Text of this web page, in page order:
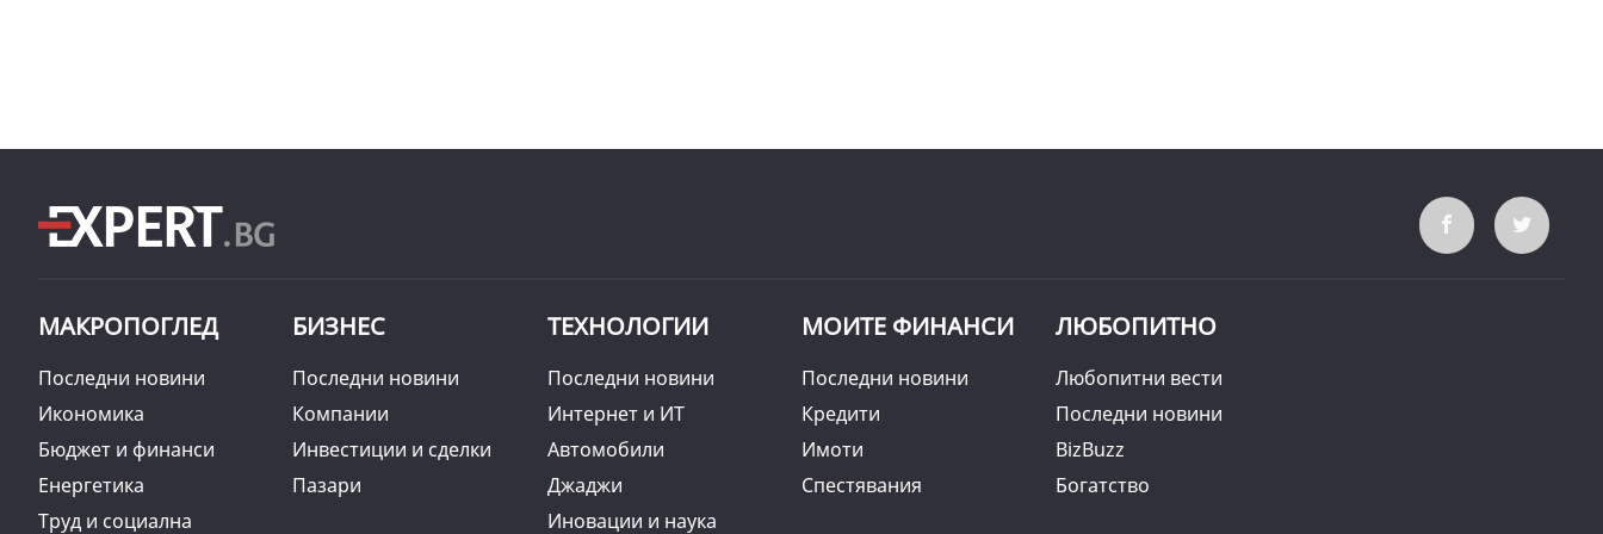
МАКРОПОГЛЕД
Последни новини
Икономика
Бюджет и финанси
Енергетика
Труд и социална
БИЗНЕС
Последни новини
Компании
Инвестиции и сделки
Пазари
ТЕХНОЛОГИИ
Последни новини
Интернет и ИТ
Автомобили
Джаджи
Иновации и наука
МОИТЕ ФИНАНСИ
Последни новини
Кредити
Имоти
Спестявания
ЛЮБОПИТНО
Любопитни вести
Последни новини
BizBuzz
Богатство